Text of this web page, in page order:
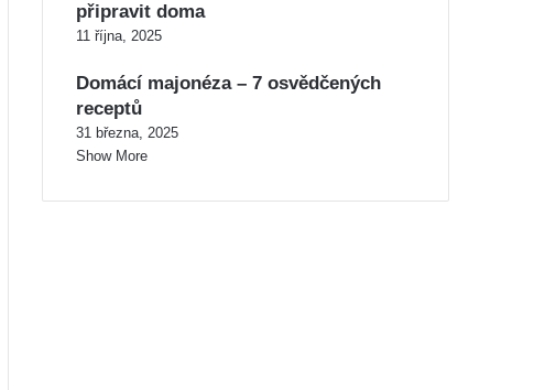
připravit doma
11 října, 2025
Domácí majonéza – 7 osvědčených
receptů
31 března, 2025
Show More